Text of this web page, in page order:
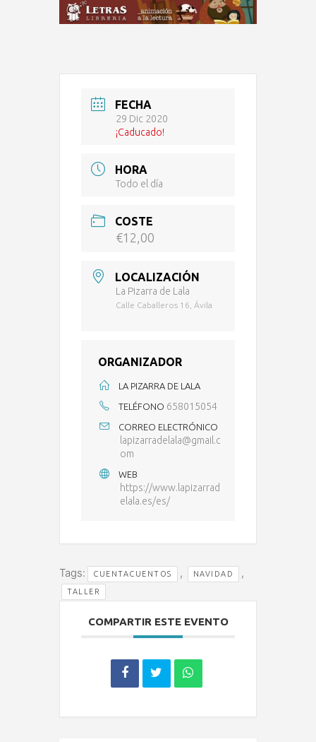
FECHA
29 Dic 2020
¡Caducado!
HORA
Todo el día
COSTE
€12,00
LOCALIZACIÓN
La Pizarra de Lala
Calle Caballeros 16, Ávila
ORGANIZADOR
LA PIZARRA DE LALA
TELÉFONO 658015054
CORREO ELECTRÓNICO
lapizarradelala@gmail.c
om
WEB
https://www.lapizarrad
elala.es/es/
Tags: CUENTACUENTOS , NAVIDAD ,
TALLER
COMPARTIR ESTE EVENTO